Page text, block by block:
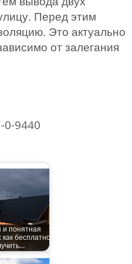
Перед этим
Это актуально
от залегания
9440
и понятная
бесплатно